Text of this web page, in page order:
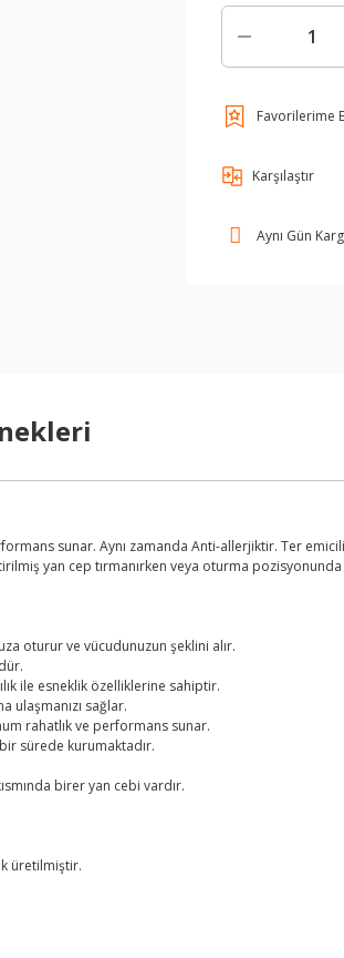
Karşılaştır
Aynı Gün
sunar. Aynı zamanda Anti-allerjiktir. Ter
yan cep tırmanırken veya oturma
oturur ve vücudunuzun şeklini alır.
ile esneklik özelliklerine sahiptir.
ulaşmanızı sağlar.
rahatlık ve performans sunar.
sürede kurumaktadır.
birer yan cebi vardır.
üretilmiştir.